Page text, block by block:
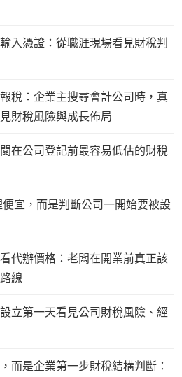
入憑證：從職涯現場看見財稅判
稅：企業主搜尋會計公司時，真
財稅風險與成長佈局
在公司登記前最容易低估的財稅
宜，而是判斷公司一開始要被設
代辦價格：老闆在開業前真正該
線
立第一天看見公司財稅風險、經
而是企業第一步財稅結構判斷：